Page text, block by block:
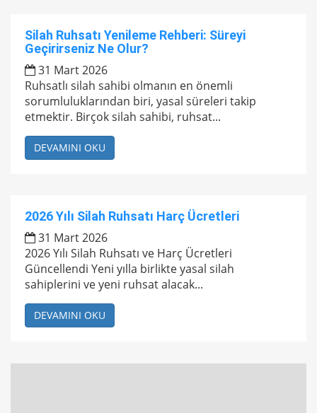
Silah Ruhsatı Yenileme Rehberi: Süreyi
Geçirirseniz Ne Olur?
31 Mart 2026
Ruhsatlı silah sahibi olmanın en önemli
sorumluluklarından biri, yasal süreleri takip
etmektir. Birçok silah sahibi, ruhsat...
DEVAMINI OKU
2026 Yılı Silah Ruhsatı Harç Ücretleri
31 Mart 2026
2026 Yılı Silah Ruhsatı ve Harç Ücretleri
Güncellendi Yeni yılla birlikte yasal silah
sahiplerini ve yeni ruhsat alacak...
DEVAMINI OKU